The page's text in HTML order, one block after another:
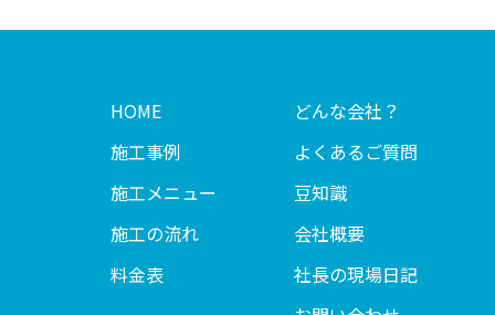
HOME
施工事例
施工メニュー
施工の流れ
料金表
どんな会社？
よくあるご質問
豆知識
会社概要
社長の現場日記